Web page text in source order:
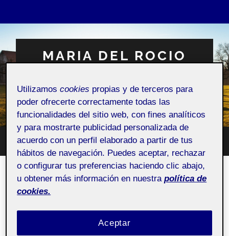
MARIA DEL ROCIO
MATEOS CORTES
Espacio Personal
Alternar
el
menú
móvil
el
de
Video Práctica 1 – DCP
Utilizamoscookies propias y de terceros para
poder ofrecerte correctamente todas las
funcionalidades del sitio web, con fines analíticos
y para mostrarte publicidad personalizada de
acuerdo con un perfil elaborado a partir de tus
hábitos de navegación. Puedes aceptar, rechazar
o configurar tus preferencias haciendo clic abajo,
u obtener más información en nuestra política de
cookies.
Aceptar